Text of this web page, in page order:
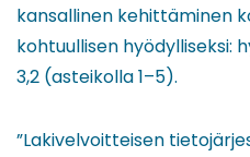
kansallinen kehittäminen
kohtuullisen hyödylliseksi:
3,2 (asteikolla 1–5).
”Lakivelvoitteisen